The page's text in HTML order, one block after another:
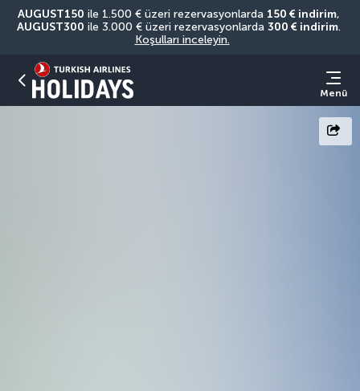
AUGUST150 ile 1.500 € üzeri rezervasyonlarda 150 € indirim
AUGUST300 ile 3.000 € üzeri rezervasyonlarda 300 € indirim
Koşulları inceleyin.
Menü